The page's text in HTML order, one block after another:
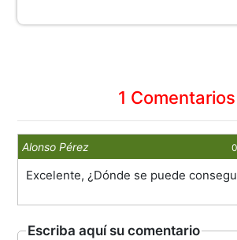
1 Comentarios
Alonso Pérez
Excelente, ¿Dónde se puede
Escriba aquí su comentario